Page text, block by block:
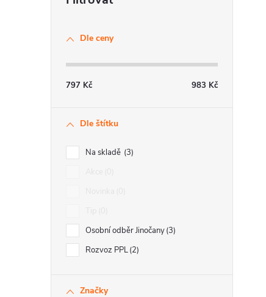
Dle ceny
797 Kč 983 Kč
Dle štítku
Na skladě 3
Osobní odběr Jinočany 3
Rozvoz PPL 2
Značky